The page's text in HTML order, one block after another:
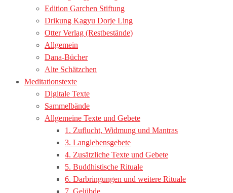
Edition Garchen Stiftung
Drikung Kagyu Dorje Ling
Otter Verlag (Restbestände)
Allgemein
Dana-Bücher
Alte Schätzchen
Meditationstexte
Digitale Texte
Sammelbände
Allgemeine Texte und Gebete
1. Zuflucht, Widmung und Mantras
3. Langlebensgebete
4. Zusätzliche Texte und Gebete
5. Buddhistische Rituale
6. Darbringungen und weitere Rituale